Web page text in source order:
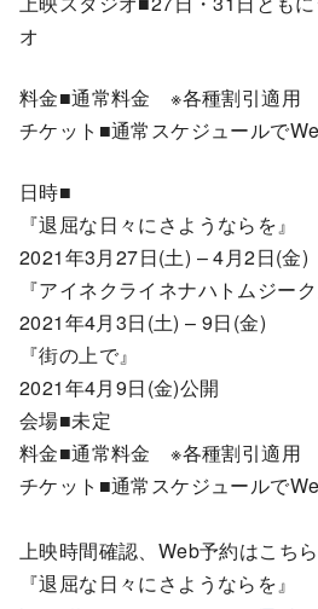
オ
料金■通常料金 ※各種割引適用
チケット■通常スケジュールで
日時■
『退屈な日々にさようならを』
2021年3月27日(土) – 4月2日(金)
『アイネクライネナハトムジーク
2021年4月3日(土) – 9日(金)
『街の上で』
2021年4月9日(金)公開
会場■未定
料金■通常料金 ※各種割引適用
チケット■通常スケジュールで
上映時間確認、Web予約はこちら
『退屈な日々にさようならを』